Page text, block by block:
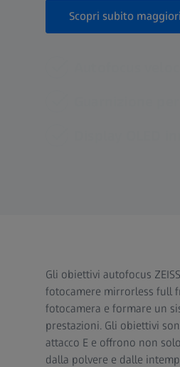
Scopri subito
Guarnizione
Gli obiettivi autofocus
fotocamere mirrorless full
fotocamera e formare un
prestazioni. Gli obiettivi
attacco E e offrono non
dalla polvere e dalle